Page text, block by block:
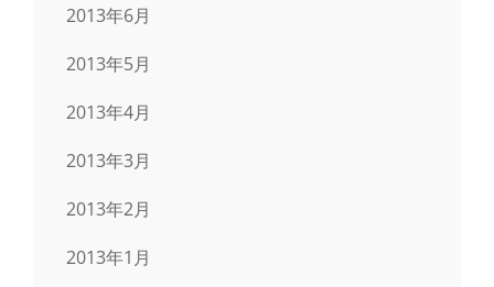
2013年6月
2013年5月
2013年4月
2013年3月
2013年2月
2013年1月